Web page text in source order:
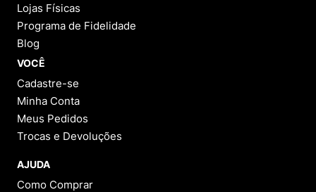
Lojas Físicas
Programa de Fidelidade
Blog
VOCÊ
Cadastre-se
Minha Conta
Meus Pedidos
Trocas e Devoluções
AJUDA
Como Comprar